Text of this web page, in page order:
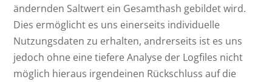
ändernden Saltwert ein Gesamthash gebildet wird.
Dies ermöglicht es uns einerseits individuelle
Nutzungsdaten zu erhalten, andrerseits ist es uns
jedoch ohne eine tiefere Analyse der Logfiles nicht
möglich hieraus irgendeinen Rückschluss auf die